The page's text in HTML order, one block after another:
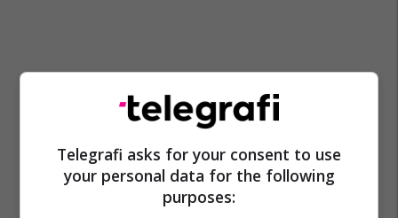
Telegrafi asks for your consent to use
your personal data for the following
purposes: